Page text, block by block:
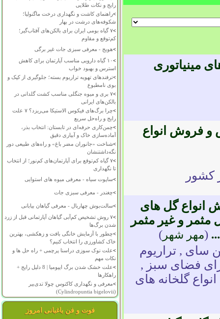
رایج و نکات طلایی
>راهنمای کاشت و نگهداری درخت ماگنولیا؛
شکوفه‌های درشت در بهار
>
۷ گیاه بومی ایران برای بالکن‌های آفتاب‌گیر؛
کم‌توقع و مقاوم
>هویج - معرفی سبزی جات غیر برگی
>
۱۰ گیاه دارویی مناسب آپارتمان برای کاهش
استرس و بهبود خواب
>ترفندهای تهویه تراریوم بسته؛ جلوگیری از کپک و
بوی نامطبوع
>
۷ بری و میوه جنگلی مناسب کشت گلدانی در
بالکن‌های ایرانی
>
چرا برگ‌های فیکوس الاستیکا می‌ریزد؟ ۷ علت
رایج و راه‌حل سریع
>چمن‌کاری حرفه‌ای در تابستان: انتخاب بذر،
آماده‌سازی خاک و آبیاری دقیق
>شناخت «جانوران مضر باغ» و راه‌های طبیعی دور
نگه‌داشتنشان
>
۷ گیاه کم‌توقع برای آپارتمان‌های کم‌نور؛ از انتخاب
تا نگهداری
>ساپوت سیاه - معرفی میوه های استوایی
>چغندر - معرفی سبزی جات
>سالت‌بوش چهاربال - معرفی گیاهان بیابانی
>
۷ روش تشخیص کم‌آبی گیاهان آپارتمانی قبل از زرد
شدن برگ‌ها
>چطور با آزمایش خانگی بافت و زهکشی، بهترین
خاک کشاورزی را انتخاب کنیم؟
>علت نوک سوزی دراسنا پرچمی + راه حل ها و
نکات مهم
>
علت خشک شدن برگ ایپومیا | 8 دلیل رایج +
راهکارها
>معرفی و نگهداری کاکتوس چولا تدی‌بیر
(Cylindropuntia bigelovii)
فوت و فن باغبانی امروز
مینیاتوری
و فروش انواع
کشور
انواع گل های
مثمر و غیر مثمر
(مهر شهر )
سای , تراریوم
فضای سبز ,
گلخانه های